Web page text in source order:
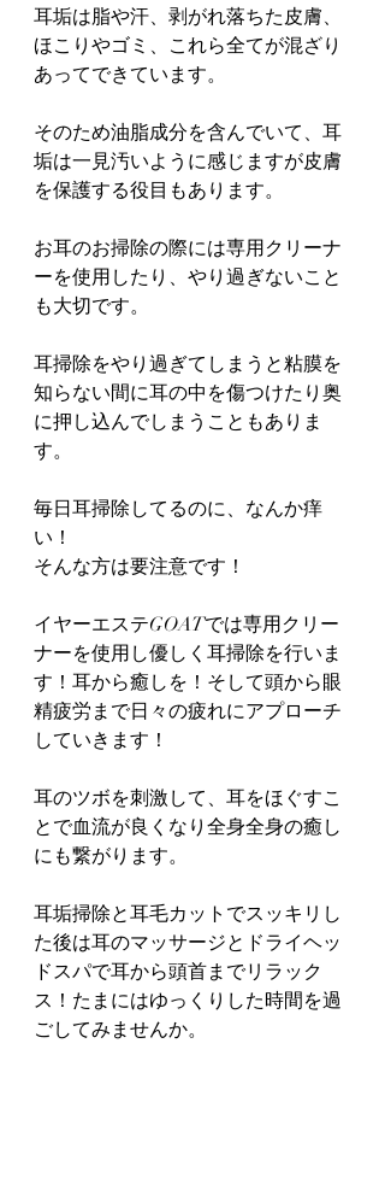
耳垢は脂や汗、剥がれ落ちた皮膚、
ほこりやゴミ、これら全てが混ざり
あってできています。
そのため油脂成分を含んでいて、耳
垢は一見汚いように感じますが皮膚
を保護する役目もあります。
お耳のお掃除の際には専用クリーナ
ーを使用したり、やり過ぎないこと
も大切です。
耳掃除をやり過ぎてしまうと粘膜を
知らない間に耳の中を傷つけたり奥
に押し込んでしまうこともありま
す。
毎日耳掃除してるのに、なんか痒
い！
そんな方は要注意です！
イヤーエステGOATでは専用クリー
ナーを使用し優しく耳掃除を行いま
す！耳から癒しを！そして頭から眼
精疲労まで日々の疲れにアプローチ
していきます！
耳のツボを刺激して、耳をほぐすこ
とで血流が良くなり全身全身の癒し
にも繋がります。
耳垢掃除と耳毛カットでスッキリし
た後は耳のマッサージとドライヘッ
ドスパで耳から頭首までリラック
ス！たまにはゆっくりした時間を過
ごしてみませんか。